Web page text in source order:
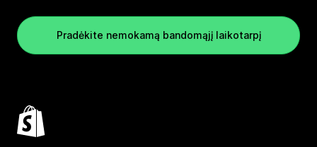
Pradėkite nemokamą bandomąjį laikotarpį